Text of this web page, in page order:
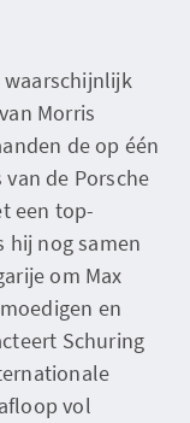
waarschijnlijk
Morris
de op één
de Porsche
een top-
hij nog samen
om Max
en
Schuring
vol